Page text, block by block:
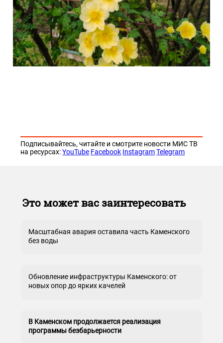
Подписывайтесь, читайте и смотрите новости МИС ТВ
на ресурсах:YouTube Facebook Instagram Telegram
Это может вас заинтересовать
Масштабная авария оставила часть Каменского
без воды
Обновление инфраструктуры Каменского: от
новых опор до ярких качелей
В Каменском продолжается реализация
программы безбарьерности